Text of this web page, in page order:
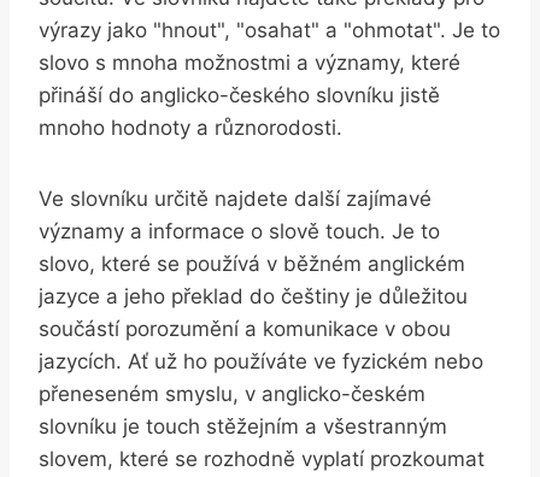
výrazy jako "hnout", "osahat" a "ohmotat". Je to
slovo s mnoha možnostmi a významy, které
přináší do anglicko-českého slovníku jistě
mnoho hodnoty a různorodosti.
Ve slovníku určitě najdete další zajímavé
významy a informace o slově touch. Je to
slovo, které se používá v běžném anglickém
jazyce a jeho překlad do češtiny je důležitou
součástí porozumění a komunikace v obou
jazycích. Ať už ho používáte ve fyzickém nebo
přeneseném smyslu, v anglicko-českém
slovníku je touch stěžejním a všestranným
slovem, které se rozhodně vyplatí prozkoumat